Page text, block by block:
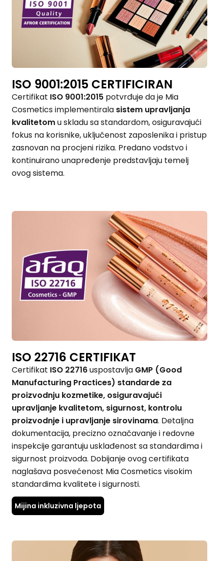
ISO 9001:2015 CERTIFICIRAN
Certifikat ISO 9001:2015 potvrđuje da je Mia
Cosmetics implementirala sistem upravljanja
kvalitetomu skladu sa standardom, osiguravajući
fokus na korisnike, uključenost zaposlenika i pristup
zasnovan na procjeni rizika. Predano vodstvo i
kontinuirano unapređenje predstavljaju temelj
ovog sistema.
ISO 22716 CERTIFIKAT
Certifikat ISO 22716uspostavlja GMP (Good
Manufacturing Practices) standarde za
proizvodnju kozmetike, osiguravajući
upravljanje kvalitetom, sigurnost, kontrolu
proizvodnje i upravljanje sirovinama. Detaljna
dokumentacija, precizno označavanje i redovne
inspekcije garantuju usklađenost sa standardima i
sigurnost proizvoda. Dobijanje ovog certifikata
naglašava posvećenost Mia Cosmetics visokim
standardima kvalitete i sigurnosti.
Mijina inkluzivna ljepota